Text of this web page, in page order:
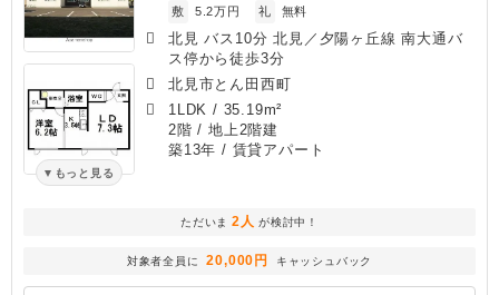
もっと見る
敷
5.2万円 礼 無料
北見 バス10分 北見／夕陽ヶ丘線 南大通バ
ス停から徒歩3分
北見市とん田西町
1LDK / 35.19m²
2階 / 地上2階建
築13年 / 賃貸アパート
ただいま 2人 が検討中！
対象者全員に 20,000円 キャッシュバック